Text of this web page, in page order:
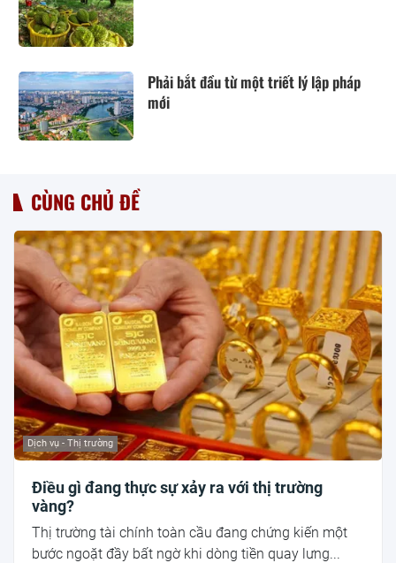
Phải bắt đầu từ một triết lý lập pháp
mới
CÙNG CHỦ ĐỀ
Dịch vụ - Thị trường
Điều gì đang thực sự xảy ra với thị trường
vàng?
Thị trường tài chính toàn cầu đang chứng kiến một
bước ngoặt đầy bất ngờ khi dòng tiền quay lưng...